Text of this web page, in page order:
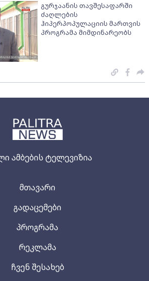
ამბების ტელევიზია
მთავარი
გადაცემები
პროგრამა
რეკლამა
ჩვენ შესახებ
გურჯაანის თავშესაფარში
ძაღლების
ჰიპერპოპულაციის მართვის
პროგრამა მიმდინარეობს